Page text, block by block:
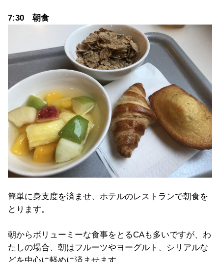
7:30 朝食
簡単に身支度を済ませ、ホテルのレストランで朝食を
とります。
朝からボリューミーな食事をとるCAも多いですが、わ
たしの場合、朝はフルーツやヨーグルト、シリアルな
どを中心に軽めに済ませます。